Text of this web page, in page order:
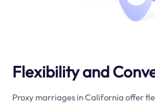
Flexibility and
Proxy marriages in California offer